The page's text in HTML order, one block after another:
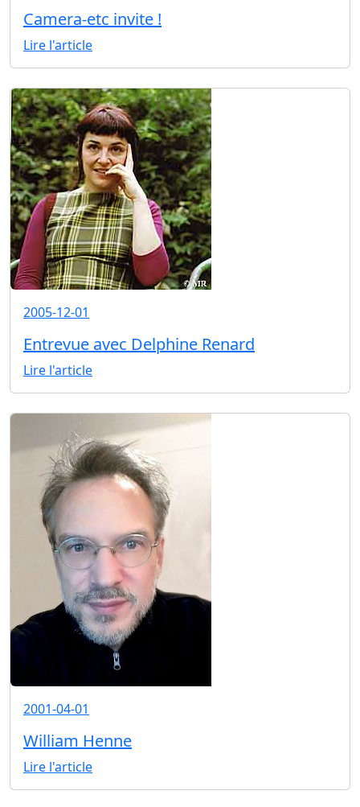
Camera-etc invite !
Lire l'article
2005-12-01
Entrevue avec Delphine Renard
Lire l'article
2001-04-01
William Henne
Lire l'article